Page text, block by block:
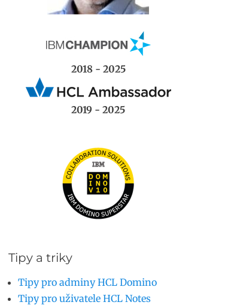
2018 - 2025
2019 - 2025
Tipy a triky
Tipy pro adminy HCL Domino
Tipy pro uživatele HCL Notes